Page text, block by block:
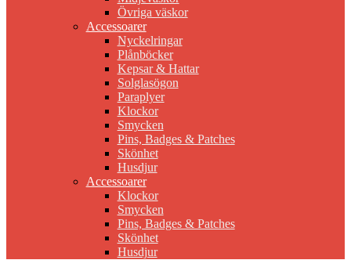
Övriga väskor
Accessoarer
Nyckelringar
Plånböcker
Kepsar & Hattar
Solglasögon
Paraplyer
Klockor
Smycken
Pins, Badges & Patches
Skönhet
Husdjur
Accessoarer
Klockor
Smycken
Pins, Badges & Patches
Skönhet
Husdjur